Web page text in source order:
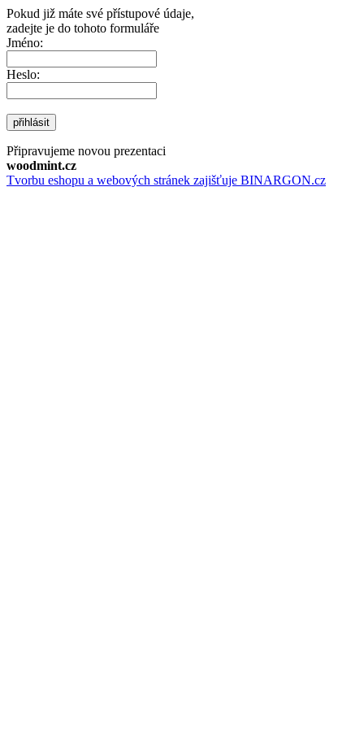
Pokud již máte své přístupové údaje,
zadejte je do tohoto formuláře
Jméno:
Heslo:
přihlásit
Připravujeme novou prezentaci
woodmint.cz
Tvorbu eshopu a webových stránek zajišťuje BINARGON.cz